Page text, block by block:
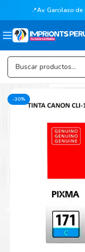
📍Av. Garcilaso de
-30%